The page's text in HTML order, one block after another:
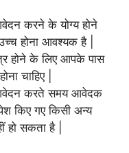
करने के योग्य होने
होना आवश्यक है |
होने के लिए आपके पास
चाहिए |
करते समय आवेदक
किए गए किसी अन्य
हो सकता है |